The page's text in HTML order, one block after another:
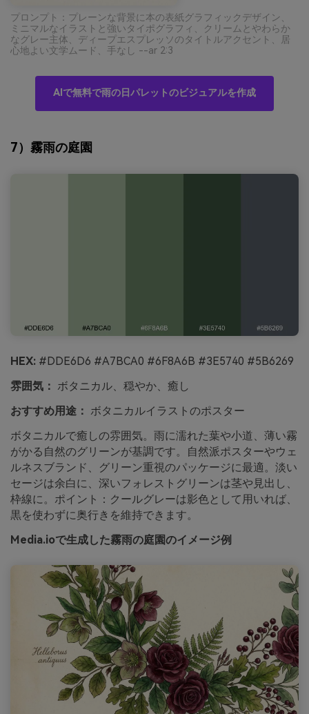
プロンプト：プレーンな背景に本の表紙グラフィックデザイン、
ミニマルなイラストと強いタイポグラフィ、クリームとやわらか
なグレー主体、ディープエスプレッソのタイトルアクセント、居
心地よい文学ムード、手なし --ar 2:3
AIで無料で雨の日パレットのビジュアルを作成
7）霧雨の庭園
HEX: #DDE6D6 #A7BCA0 #6F8A6B #3E5740 #5B6269
雰囲気： ボタニカル、穏やか、癒し
おすすめ用途： ボタニカルイラストのポスター
ボタニカルで癒しの雰囲気。雨に濡れた葉や小道、薄い霧
がかる自然のグリーンが基調です。自然派ポスターやウェ
ルネスブランド、グリーン重視のパッケージに最適。淡い
セージは余白に、深いフォレストグリーンは茎や見出し、
枠線に。ポイント：クールグレーは影色として用いれば、
黒を使わずに奥行きを維持できます。
Media.ioで生成した霧雨の庭園のイメージ例